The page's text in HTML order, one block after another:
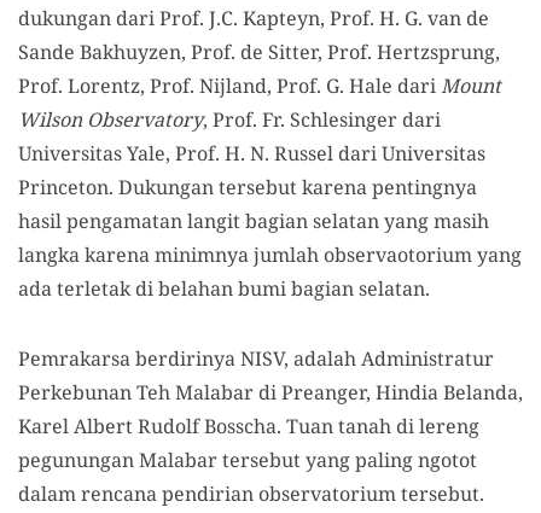
dukungan dari Prof. J.C. Kapteyn, Prof. H. G. van de
Sande Bakhuyzen, Prof. de Sitter, Prof. Hertzsprung,
Prof. Lorentz, Prof. Nijland, Prof. G. Hale dariMount
Wilson Observatory, Prof. Fr. Schlesinger dari
Universitas Yale, Prof. H. N. Russel dari Universitas
Princeton. Dukungan tersebut karena pentingnya
hasil pengamatan langit bagian selatan yang masih
langka karena minimnya jumlah observaotorium yang
ada terletak di belahan bumi bagian selatan.
Pemrakarsa berdirinya NISV, adalah Administratur
Perkebunan Teh Malabar di Preanger, Hindia Belanda,
Karel Albert Rudolf Bosscha. Tuan tanah di lereng
pegunungan Malabar tersebut yang paling ngotot
dalam rencana pendirian observatorium tersebut.